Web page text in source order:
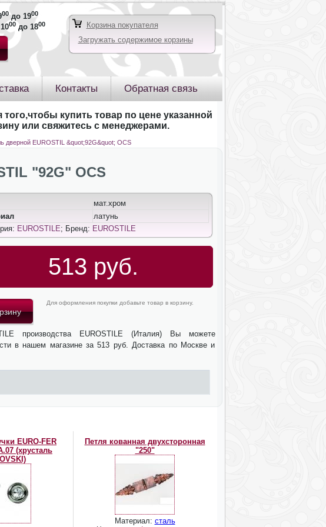
00до 1900
00до 1800
Корзина покупателя
Загружать содержимое корзины
Контакты Обратная связь
купить товар по цене указанной
или свяжитесь с менеджерами.
дверной EUROSTIL &quot;92G&quot; OCS
"92G" OCS
мат.хром
латунь
EUROSTILE; Бренд: EUROSTILE
513 руб.
Для оформления покупки добавьте товар в корзину.
производства EUROSTILE (Италия) Вы можете
в нашем магазине за 513 руб. Доставка по Москве и
EURO-FER
(хрусталь
Петля кованная двухсторонная
"250"
Материал: сталь